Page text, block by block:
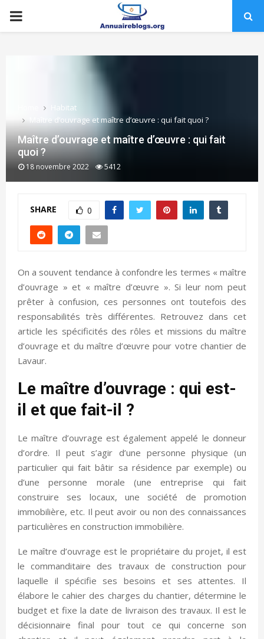
PRIMARY
Habitat
Maître d’ouvrage et maître d’œuvre : qui fait quoi ?
Maître d’ouvrage et maître d’œuvre : qui fait
quoi ?
18 novembre 2022 5412
SHARE 0
On a souvent tendance à confondre les termes « maître
d’ouvrage » et « maître d’œuvre ». Si leur nom peut
prêter à confusion, ces personnes ont toutefois des
responsabilités très différentes. Retrouvez dans cet
article les spécificités des rôles et missions du maître
d’ouvrage et du maître d’œuvre pour votre chantier de
Lavaur.
Le maître d’ouvrage : qui est-
il et que fait-il ?
Le maître d’ouvrage est également appelé le donneur
d’ordre. Il peut s’agir d’une personne physique (un
particulier qui fait bâtir sa résidence par exemple) ou
d’une personne morale (une entreprise qui fait
construire ses locaux, une société de promotion
immobilière, etc. Il peut avoir ou non des connaissances
particulières en construction immobilière.
Le maître d’ouvrage est le propriétaire du projet, il est
le commanditaire des travaux de construction pour
laquelle il spécifie ses besoins et ses attentes. Il
élabore le cahier des charges du chantier, détermine le
budget et fixe la date de livraison des travaux. Il est le
décisionnaire final pour tout ce qui concerne son